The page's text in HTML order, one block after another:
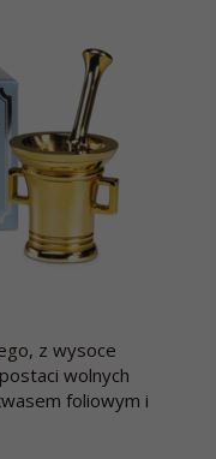
z wysoce
wolnych
foliowym i